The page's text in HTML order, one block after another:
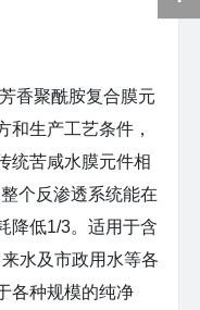
香聚酰胺复合膜元
和生产工艺条件，
统苦咸水膜元件相
个反渗透系统能在
降低1/3。适用于含
水及市政用水等各
各种规模的纯净